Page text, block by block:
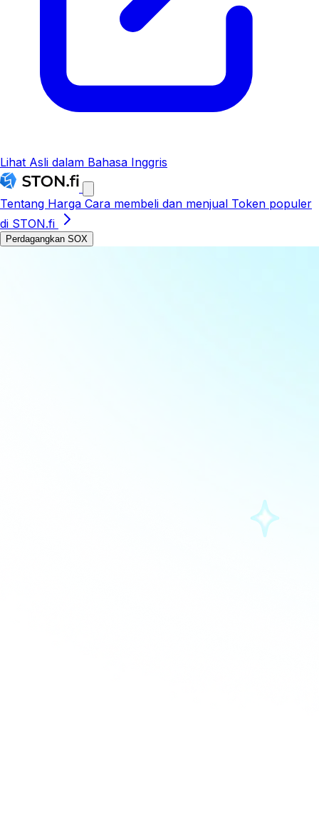
Lihat Asli dalam Bahasa Inggris
Tentang Harga Cara membeli dan menjual Token populer
di STON.fi
Perdagangkan SOX